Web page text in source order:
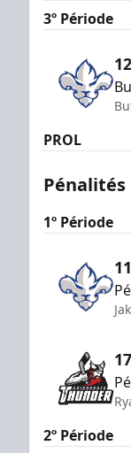
3º Période
PROL
Pénalités
1º Période
2º Période